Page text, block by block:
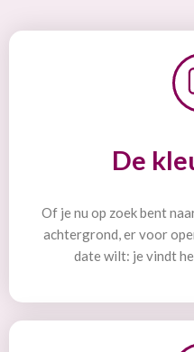
De
Of je nu op zoek bent
achtergrond, er voor
date wilt: je vindt